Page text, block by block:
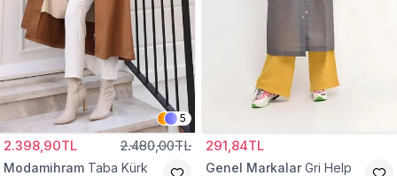
5
2.398,90TL 2.480,00TL
Modamihram Taba Kürk
291,84TL
Genel Markalar Gri Help